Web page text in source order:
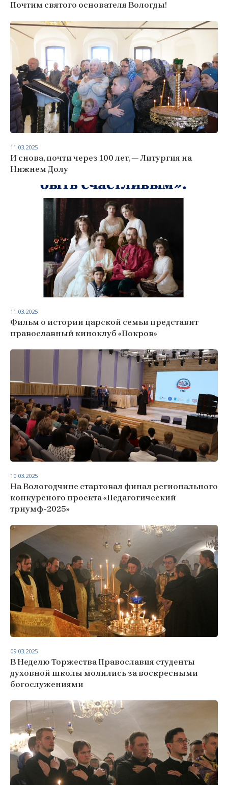
Почтим святого основателя Вологды!
И снова, почти через 100 лет, — Литургия на
Нижнем Долу
11.03.2025
Фильм о истории царской семьи представит
православный киноклуб «Покров»
11.03.2025
На Вологодчине стартовал финал регионального
конкурсного проекта «Педагогический
триумф-2025»
10.03.2025
В Неделю Торжества Православия студенты
духовной школы молились за воскресными
богослужениями
09.03.2025